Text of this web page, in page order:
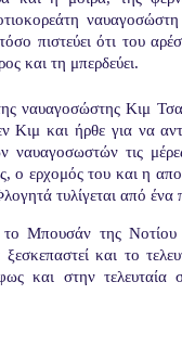
πιστεύει ότι του
και τη μπερδεύει.
ναυαγοσώστης Κιμ
Κιμ και ήρθε για να
ναυαγοσωστών τις
ο ερχομός του και η
τυλίγεται από ένα
Μπουσάν της Νοτίου
και το
και στην τελευταία